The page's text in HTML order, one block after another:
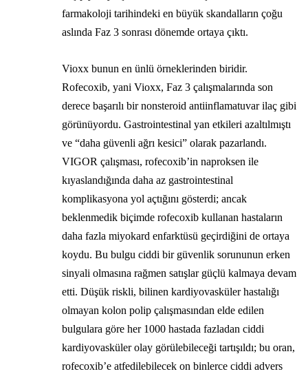
farmakoloji tarihindeki en büyük skandalların çoğu
aslında Faz 3 sonrası dönemde ortaya çıktı.
Vioxx bunun en ünlü örneklerinden biridir.
Rofecoxib, yani Vioxx, Faz 3 çalışmalarında son
derece başarılı bir nonsteroid antiinflamatuvar ilaç gibi
görünüyordu. Gastrointestinal yan etkileri azaltılmıştı
ve “daha güvenli ağrı kesici” olarak pazarlandı.
VIGOR çalışması, rofecoxib’in naproksen ile
kıyaslandığında daha az gastrointestinal
komplikasyona yol açtığını gösterdi; ancak
beklenmedik biçimde rofecoxib kullanan hastaların
daha fazla miyokard enfarktüsü geçirdiğini de ortaya
koydu. Bu bulgu ciddi bir güvenlik sorununun erken
sinyali olmasına rağmen satışlar güçlü kalmaya devam
etti. Düşük riskli, bilinen kardiyovasküler hastalığı
olmayan kolon polip çalışmasından elde edilen
bulgulara göre her 1000 hastada fazladan ciddi
kardiyovasküler olay görülebileceği tartışıldı; bu oran,
rofecoxib’e atfedilebilecek on binlerce ciddi advers